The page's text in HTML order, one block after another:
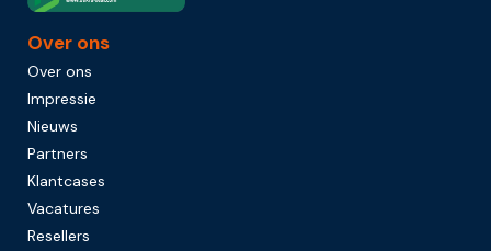
Over ons
Over ons
Impressie
Nieuws
Partners
Klantcases
Vacatures
Resellers